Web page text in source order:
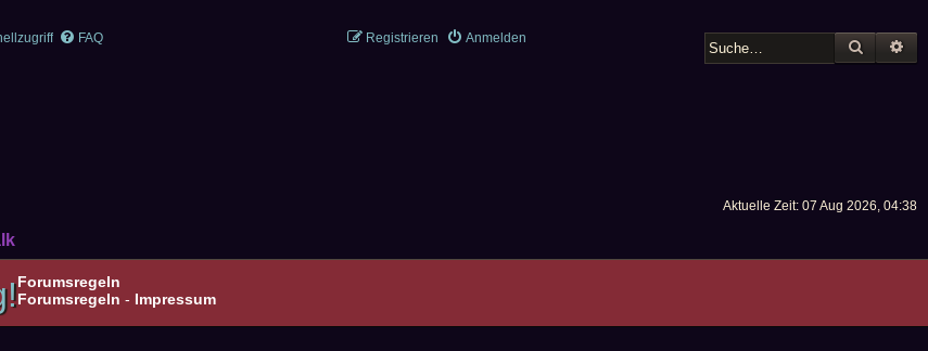
FAQ Anmelden
Registrieren
SUCHE
Aktuelle Zeit: 07 Aug 2026, 04:38
Forumsregeln
Forumsregeln - Impressum